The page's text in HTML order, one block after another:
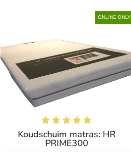
ONLINE ONLY
    
Koudschuim matras: HR
PRIME300